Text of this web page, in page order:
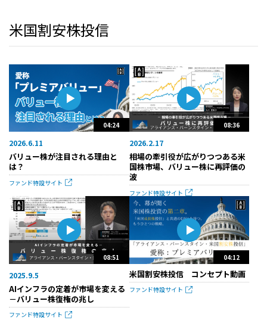
米国割安株投信
04:24
2026.6.11
バリュー株が注目される理由と
は？
ファンド特設サイト
08:36
2026.2.17
相場の牽引役が広がりつつある米
国株市場、バリュー株に再評価の
波
ファンド特設サイト
08:51
2025.9.5
AIインフラの定着が市場を変える
－バリュー株復権の兆し
ファンド特設サイト
04:12
米国割安株投信 コンセプト動画
ファンド特設サイト